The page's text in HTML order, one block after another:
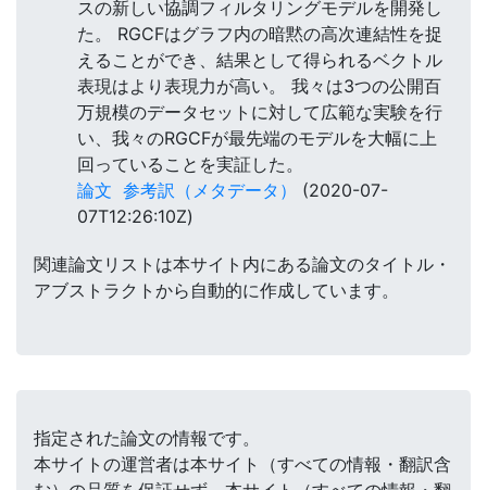
スの新しい協調フィルタリングモデルを開発し
た。 RGCFはグラフ内の暗黙の高次連結性を捉
えることができ、結果として得られるベクトル
表現はより表現力が高い。 我々は3つの公開百
万規模のデータセットに対して広範な実験を行
い、我々のRGCFが最先端のモデルを大幅に上
回っていることを実証した。
論文 参考訳（メタデータ）
(2020-07-
07T12:26:10Z)
関連論文リストは本サイト内にある論文のタイトル・
アブストラクトから自動的に作成しています。
指定された論文の情報です。
本サイトの運営者は本サイト（すべての情報・翻訳含